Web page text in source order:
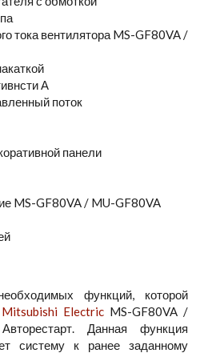
тока вентилятора MS-GF80VA /
А
поток
панели
MS-GF80VA / MU-GF80VA
функций, которой
Electric MS-GF80VA /
Данная функция
систему к ранее заданному